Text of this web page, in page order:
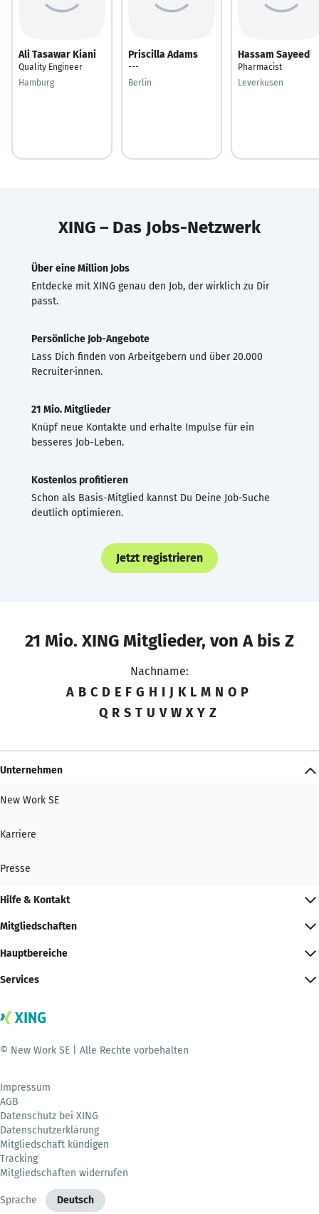
Ali Tasawar Kiani
Quality Engineer
Hamburg
Priscilla Adams
---
Berlin
Hassam Sayeed
Pharmacist
Leverkusen
XING – Das Jobs-Netzwerk
Über eine Million Jobs
Entdecke mit XING genau den Job, der wirklich zu Dir
passt.
Persönliche Job-Angebote
Lass Dich finden von Arbeitgebern und über 20.000
Recruiter·innen.
21 Mio. Mitglieder
Knüpf neue Kontakte und erhalte Impulse für ein
besseres Job-Leben.
Kostenlos profitieren
Schon als Basis-Mitglied kannst Du Deine Job-Suche
deutlich optimieren.
Jetzt registrieren
21 Mio. XING Mitglieder, von A bis Z
Nachname:
A B C D E F G H I J K L M N O P
Q R S T U V W X Y Z
Unternehmen
New Work SE
Karriere
Presse
Hilfe & Kontakt
Mitgliedschaften
Hauptbereiche
Services
© New Work SE | Alle Rechte vorbehalten
Impressum
AGB
Datenschutz bei XING
Datenschutzerklärung
Mitgliedschaft kündigen
Tracking
Mitgliedschaften widerrufen
Sprache Deutsch